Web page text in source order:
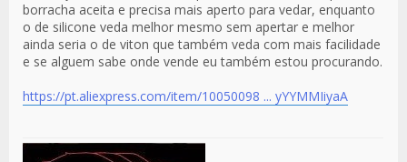
borracha aceita e precisa mais aperto para vedar, enquanto
o de silicone veda melhor mesmo sem apertar e melhor
ainda seria o de viton que também veda com mais facilidade
e se alguem sabe onde vende eu também estou procurando.
https://pt.aliexpress.com/item/10050098 ... yYYMMIiyaA